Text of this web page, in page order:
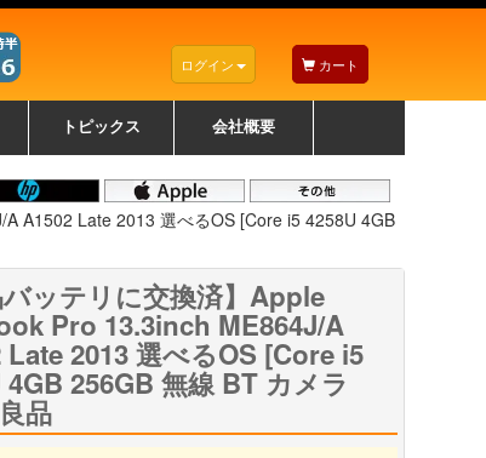
ログイン カート
トピックス 会社概要
A1502 Late 2013 選べるOS [Core i5 4258U 4GB
バッテリに交換済】Apple
Pro 13.3inch ME864J/A
Late 2013 選べるOS [Core i5
4GB 256GB 無線 BT カメラ
品